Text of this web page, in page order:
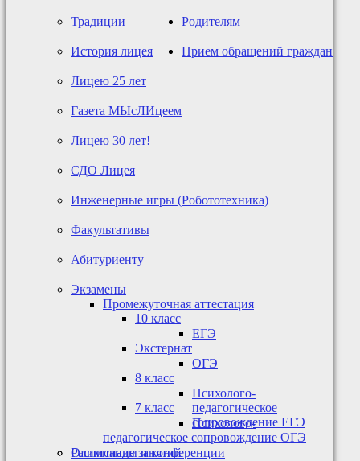
Традиции
История лицея
Лицею 25 лет
Газета МЫсЛИцеем
Лицею 30 лет!
СДО Лицея
Инженерные игры (Робототехника)
Факультативы
Абитуриенту
Экзамены
Промежуточная аттестация
10 класс
Экстернат
8 класс
7 класс
ЕГЭ
ОГЭ
Психолого-
педагогическое
сопровождение ЕГЭ
Психолого-
педагогическое сопровождение ОГЭ
Олимпиады и конференции
Расписание занятий
Родителям
Прием обращений граждан